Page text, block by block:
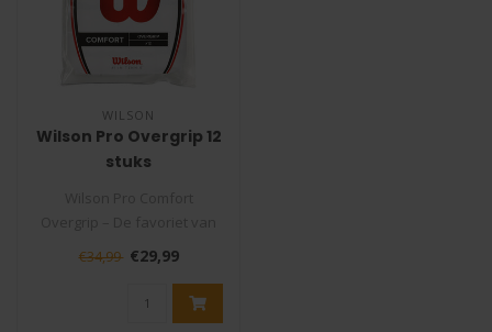
WILSON
Wilson Pro Overgrip 12
stuks
de pro’s!
Op zoek naar een ov..
€34,99 €29,99